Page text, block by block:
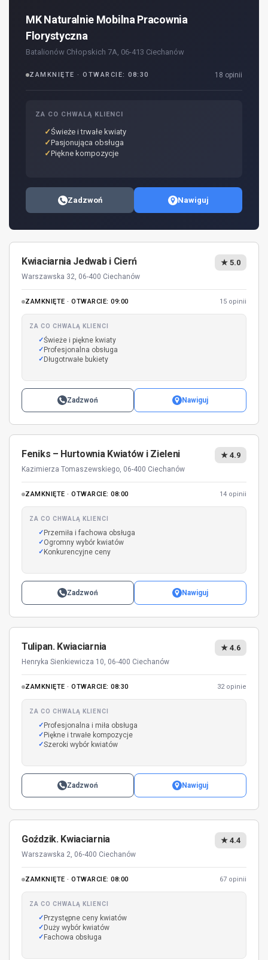
MK Naturalnie Mobilna Pracownia
Florystyczna
Batalionów Chłopskich 7A, 06-413 Ciechanów
ZAMKNIĘTE · OTWARCIE: 08:30 18 opinii
ZA CO CHWALĄ KLIENCI
Świeże i trwałe kwiaty
Pasjonująca obsługa
Piękne kompozycje
Zadzwoń Nawiguj
Kwiaciarnia Jedwab i Cierń
Warszawska 32, 06-400 Ciechanów
★ 5.0
ZAMKNIĘTE · OTWARCIE: 09:00 15 opinii
ZA CO CHWALĄ KLIENCI
Świeże i piękne kwiaty
Profesjonalna obsługa
Długotrwałe bukiety
Zadzwoń Nawiguj
Feniks – Hurtownia Kwiatów i Zieleni
Kazimierza Tomaszewskiego, 06-400 Ciechanów
★ 4.9
ZAMKNIĘTE · OTWARCIE: 08:00 14 opinii
ZA CO CHWALĄ KLIENCI
Przemiła i fachowa obsługa
Ogromny wybór kwiatów
Konkurencyjne ceny
Zadzwoń Nawiguj
Tulipan. Kwiaciarnia
Henryka Sienkiewicza 10, 06-400 Ciechanów
★ 4.6
ZAMKNIĘTE · OTWARCIE: 08:30 32 opinie
ZA CO CHWALĄ KLIENCI
Profesjonalna i miła obsługa
Piękne i trwałe kompozycje
Szeroki wybór kwiatów
Zadzwoń Nawiguj
Goździk. Kwiaciarnia
Warszawska 2, 06-400 Ciechanów
★ 4.4
ZAMKNIĘTE · OTWARCIE: 08:00 67 opinii
ZA CO CHWALĄ KLIENCI
Przystępne ceny kwiatów
Duży wybór kwiatów
Fachowa obsługa